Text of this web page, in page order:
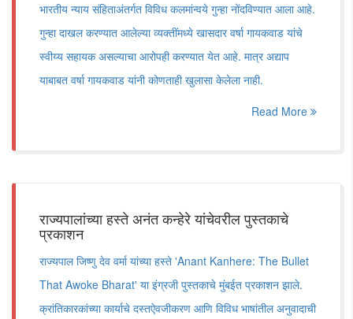
भारतीय न्याय संहिताअंतर्गत विविध कलमांन्वये गुन्हा नोंदविण्यात आला आहे.
गुन्हा दाखल करण्यात आलेल्या व्यक्तींमध्ये खासदार वर्षा गायकवाड यांचे
स्वीय्य सहायक असल्याचा आरोपही करण्यात येत आहे. मात्र अद्याप
याबाबत वर्षा गायकवाड यांनी कोणताही खुलासा केलेला नाही.
Read More
राज्यपालांच्या हस्ते अनंत कन्हेरे यांचेवरील पुस्तकाचे
प्रकाशन
राज्यपाल जिष्णु देव वर्मा यांच्या हस्ते 'Anant Kanhere: The Bullet
That Awoke Bharat' या इंग्रजी पुस्तकाचे मुंबईत प्रकाशन झाले.
क्रांतिकारकांच्या कार्याचे दस्तऐवजीकरण आणि विविध भाषांतील अनुवादाची